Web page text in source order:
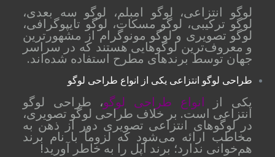
لوگو انتزاعی، لوگو امبلم، لوگو سه بعدی،
لوگو ترکیبی، لوگو مسکات، لوگو تایپوگرافی،
لوگو تصویری و لوگو مونوگرام از مشهورترین
و معروف‌ترین لوگوهایی هستند که در سراسر
جهان توسط برندهای مطرح استفاده شده‌اند.
طراحی لوگو انتزاعی یکی از انواع طراحی لوگو
یکی از انواع طراحی لوگو، طراحی لوگو
انتزاعی است. بر خلاف طراحی لوگو تصویری،
در لوگوهای انتزاعی تصویری دور از ذهن به
مخاطب ارائه می‌شود که لزوماً با نام برند
هم‌خوانی ندارد؛ برند اپل را به خاطر آورید!